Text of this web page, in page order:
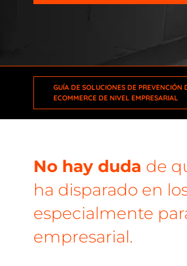
GUÍA DE SOLUCIONES DE PREVENCIÓN
ECOMMERCE DE NIVEL EMPRESARIAL
No hay duda de
ha disparado en
especialmente
empresarial.